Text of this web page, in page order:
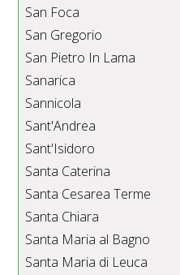
San Foca
San Gregorio
San Pietro In Lama
Sanarica
Sannicola
Sant'Andrea
Sant'Isidoro
Santa Caterina
Santa Cesarea Terme
Santa Chiara
Santa Maria al Bagno
Santa Maria di Leuca